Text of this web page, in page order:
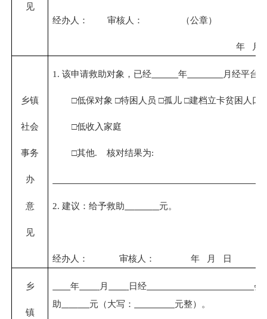
见
经办人： 审核人： （公章）
年 月
乡镇
社会
事务
办
意
见
1.该申请救助对象，已经 年 月经平台
□低保对象 □特困人员 □孤儿 □建档立卡贫困人口
□低收入家庭
□其他.核对结果为:
2.建议：给予救助 元。
经办人： 审核人： 年 月 日
乡
镇
年 月 日经
会
助
元（大写： 元整）。